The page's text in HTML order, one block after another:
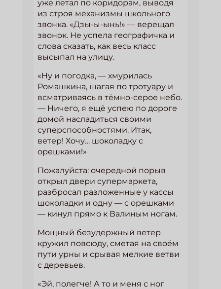
уже летал по коридорам, выводя
из строя механизмы школьного
звонка. «Дзы-ы-ынь!» — верещал
звонок. Не успела географичка и
слова сказать, как весь класс
высыпал на улицу.
«Ну и погодка, — хмурилась
Ромашкина, шагая по тротуару и
всматриваясь в тёмно-серое небо.
— Ничего, я ещё успею по дороге
домой насладиться своими
суперспособностями. Итак,
ветер! Хочу… шоколадку с
орешками!»
Пожалуйста: очередной порыв
открыл двери супермаркета,
разбросал разложенные у кассы
шоколадки и одну — с орешками
— кинул прямо к Валиным ногам.
Мощный безудержный ветер
кружил повсюду, сметая на своём
пути урны и срывая мелкие ветви
с деревьев.
«Эй, полегче! А то и меня с ног